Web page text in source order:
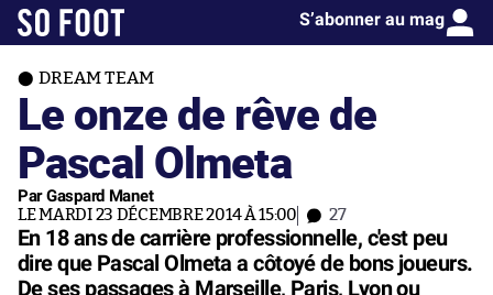
S’abonner au mag
DREAM TEAM
Le onze de rêve de
Pascal Olmeta
Par Gaspard Manet
LE MARDI 23 DÉCEMBRE 2014 À 15:00 27
En 18 ans de carrière professionnelle, c'est peu
dire que Pascal Olmeta a côtoyé de bons joueurs.
De ses passages à Marseille, Paris, Lyon ou